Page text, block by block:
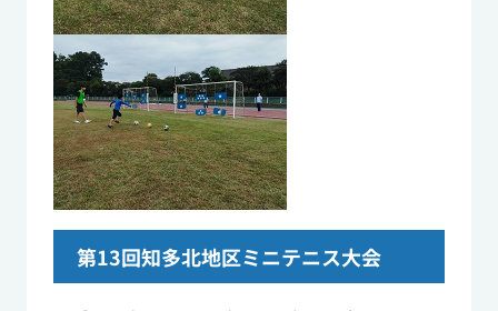
第13回知多北地区ミニテニス大会